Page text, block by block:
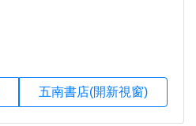
五南書店(開新視窗)